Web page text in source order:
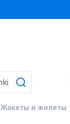
Жакеты и жилеты